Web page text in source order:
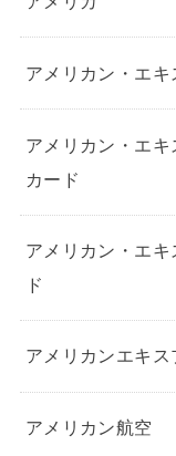
アメリカン・エキ
アメリカン・エキ
カード
アメリカン・エ
ド
アメリカンエキ
アメリカン航空